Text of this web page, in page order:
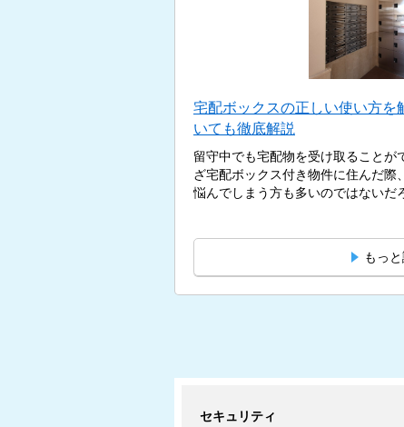
宅配ボックスの正しい使い方を
いても徹底解説
留守中でも宅配物を受け取ることが
ざ宅配ボックス付き物件に住んだ際
悩んでしまう方も多いのではないだ
もっ
セキュリティ